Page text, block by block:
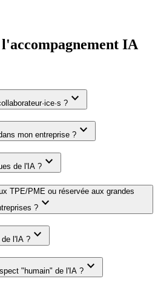
IA
? keyboard_arrow_down
mon entreprise ? keyboard_arrow_down
de l'IA ? keyboard_arrow_down
TPE/PME ou réservée aux grandes
?keyboard_arrow_down
de l'IA ? keyboard_arrow_down
"humain" de l'IA ? keyboard_arrow_down